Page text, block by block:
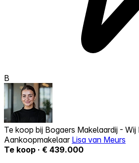
B
Te koop bij Bogaers Makelaardij - Wij
Aankoopmakelaar Lisa van Meurs
Te koop · € 439.000